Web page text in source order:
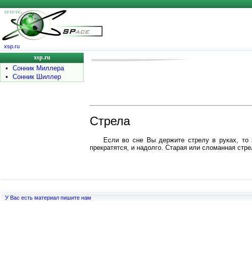
xsp.ru
xsp.ru
•
Сонник Миллера
•
Сонник Шиллер
Стрела
Если во сне Вы держите стрелу в руках, то
прекратятся, и надолго. Старая или сломанная
У Вас есть материал пишите нам